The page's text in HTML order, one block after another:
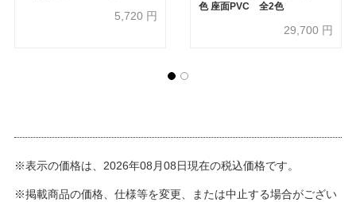
5,720 円
色 座面PVC 全2色
29,700 円
※表示の価格は、2026年08月08日現在の税込価格です。
※掲載商品の価格、仕様等を変更、または中止する場合がござい